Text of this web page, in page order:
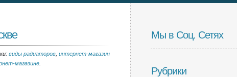
виды радиаторов интернет-магазин
магазине
Мы в Соц. Сетях
Рубрики